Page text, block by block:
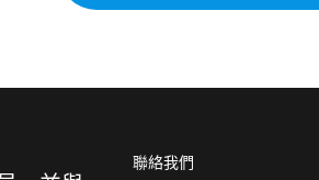
聯絡我們